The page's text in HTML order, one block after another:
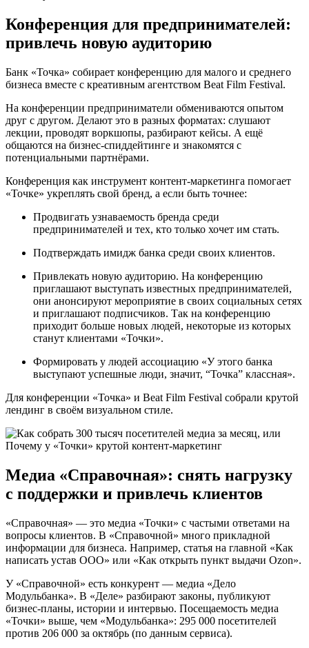
Конференция для предпринимателей:
привлечь новую аудиторию
Банк «Точка» собирает конференцию для малого и среднего
бизнеса вместе с креативным агентством Beat Film Festival.
На конференции предприниматели обмениваются опытом
друг с другом. Делают это в разных форматах: слушают
лекции, проводят воркшопы, разбирают кейсы. А ещё
общаются на бизнес-спиддейтинге и знакомятся с
потенциальными партнёрами.
Конференция как инструмент контент-маркетинга помогает
«Точке» укреплять свой бренд, а если быть точнее:
Продвигать узнаваемость бренда среди
предпринимателей и тех, кто только хочет им стать.
Подтверждать имидж банка среди своих клиентов.
Привлекать новую аудиторию. На конференцию
приглашают выступать известных предпринимателей,
они анонсируют мероприятие в своих социальных сетях
и приглашают подписчиков. Так на конференцию
приходит больше новых людей, некоторые из которых
станут клиентами «Точки».
Формировать у людей ассоциацию «У этого банка
выступают успешные люди, значит, “Точка” классная».
Для конференции «Точка» и Beat Film Festival собрали крутой
лендинг в своём визуальном стиле.
Медиа «Справочная»: снять нагрузку
с поддержки и привлечь клиентов
«Справочная» — это медиа «Точки» с частыми ответами на
вопросы клиентов. В «Справочной» много прикладной
информации для бизнеса. Например, статья на главной «Как
написать устав ООО» или «Как открыть пункт выдачи Ozon».
У «Справочной» есть конкурент — медиа «Дело
Модульбанка». В «Деле» разбирают законы, публикуют
бизнес-планы, истории и интервью. Посещаемость медиа
«Точки» выше, чем «Модульбанка»: 295 000 посетителей
против 206 000 за октябрь (по данным сервиса).